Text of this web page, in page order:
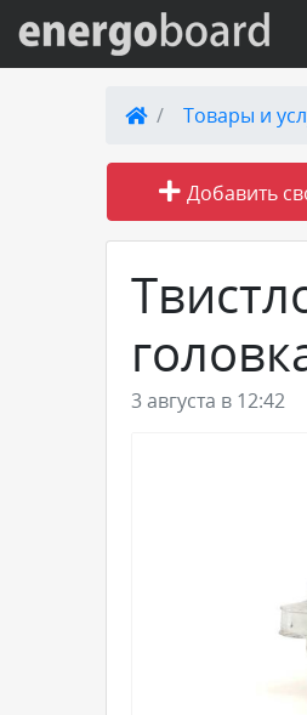
Вход на сайт
Поиск по сайту
Публикации
Товары и
Добавить
3 августа в 12:42